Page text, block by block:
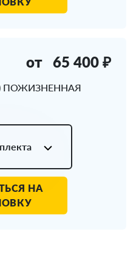
ПОЖИЗНЕННАЯ
от 65 400 ₽
НА